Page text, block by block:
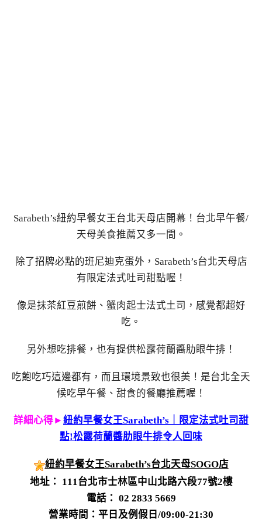
Sarabeth’s紐約早餐女王台北天母店開幕！台北早午餐/
天母美食推薦又多一間。
除了招牌必點的班尼迪克蛋外，Sarabeth’s台北天母店
有限定法式吐司甜點喔！
像是抹茶紅豆煎餅、蟹肉起士法式土司，感覺都超好
吃。
另外想吃排餐，也有提供松露荷蘭醬肋眼牛排！
吃飽吃巧這邊都有，而且環境景致也很美！是台北全天
候吃早午餐、甜食的餐廳推薦喔！
詳細心得► 紐約早餐女王Sarabeth’s｜限定法式吐司甜
點!松露荷蘭醬肋眼牛排令人回味
紐約早餐女王Sarabeth’s台北天母SOGO店
地址： 111台北市士林區中山北路六段77號2樓
電話： 02 2833 5669
營業時間：平日及例假日/09:00-21:30